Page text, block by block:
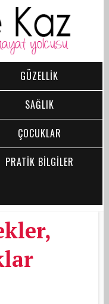
GÜZELLİK
SAĞLIK
ÇOCUKLAR
PRATİK BİLGİLER